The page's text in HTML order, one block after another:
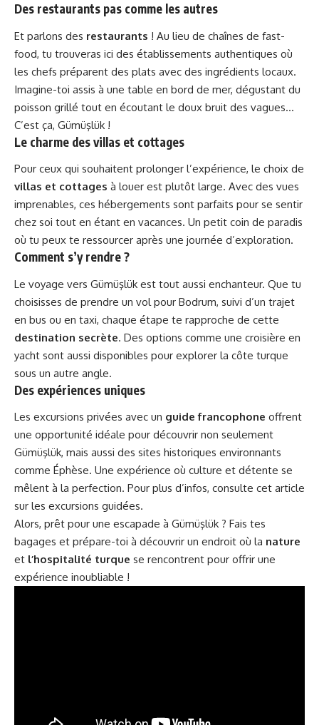
Des restaurants pas comme les autres
Et parlons des restaurants ! Au lieu de chaînes de fast-
food, tu trouveras ici des établissements authentiques où
les chefs préparent des plats avec des ingrédients locaux.
Imagine-toi assis à une table en bord de mer, dégustant du
poisson grillé tout en écoutant le doux bruit des vagues…
C’est ça, Gümüşlük !
Le charme des villas et cottages
Pour ceux qui souhaitent prolonger l’expérience, le choix de
villas et cottages à louer est plutôt large. Avec des vues
imprenables, ces hébergements sont parfaits pour se sentir
chez soi tout en étant en vacances. Un petit coin de paradis
où tu peux te ressourcer après une journée d’exploration.
Comment s’y rendre ?
Le voyage vers Gümüşlük est tout aussi enchanteur. Que tu
choisisses de prendre un vol pour Bodrum, suivi d’un trajet
en bus ou en taxi, chaque étape te rapproche de cette
destination secrète. Des options comme une croisière en
yacht sont aussi disponibles pour explorer la côte turque
sous un autre angle.
Des expériences uniques
Les excursions privées avec un guide francophone offrent
une opportunité idéale pour découvrir non seulement
Gümüşlük, mais aussi des sites historiques environnants
comme Éphèse. Une expérience où culture et détente se
mêlent à la perfection. Pour plus d’infos, consulte cet article
sur les excursions guidées.
Alors, prêt pour une escapade à Gümüşlük ? Fais tes
bagages et prépare-toi à découvrir un endroit où la nature
et l’hospitalité turque se rencontrent pour offrir une
expérience inoubliable !